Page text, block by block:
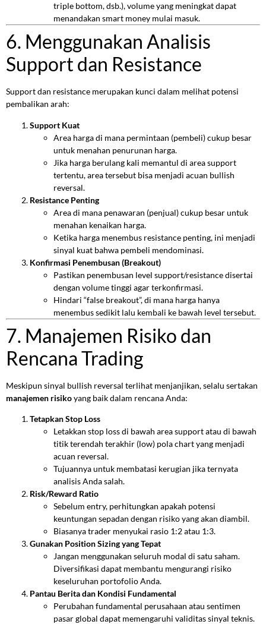
triple bottom, dsb.), volume yang meningkat dapat
menandakan smart money mulai masuk.
6. Menggunakan Analisis
Support dan Resistance
Support dan resistance merupakan kunci dalam melihat potensi
pembalikan arah:
Support Kuat
Area harga di mana permintaan (pembeli) cukup besar
untuk menahan penurunan harga.
Jika harga berulang kali memantul di area support
tertentu, area tersebut bisa menjadi acuan bullish
reversal.
Resistance Penting
Area di mana penawaran (penjual) cukup besar untuk
menahan kenaikan harga.
Ketika harga menembus resistance penting, ini menjadi
sinyal kuat bahwa pembeli mendominasi.
Konfirmasi Penembusan (Breakout)
Pastikan penembusan level support/resistance disertai
dengan volume tinggi agar terkonfirmasi.
Hindari “false breakout”, di mana harga hanya
menembus sedikit lalu kembali ke bawah level tersebut.
7. Manajemen Risiko dan
Rencana Trading
Meskipun sinyal bullish reversal terlihat menjanjikan, selalu sertakan
manajemen risikoyang baik dalam rencana Anda:
Tetapkan Stop Loss
Letakkan stop loss di bawah area support atau di bawah
titik terendah terakhir (low) pola chart yang menjadi
acuan reversal.
Tujuannya untuk membatasi kerugian jika ternyata
analisis Anda salah.
Risk/Reward Ratio
Sebelum entry, perhitungkan apakah potensi
keuntungan sepadan dengan risiko yang akan diambil.
Biasanya trader menyukai rasio 1:2 atau 1:3.
Gunakan Position Sizing yang Tepat
Jangan menggunakan seluruh modal di satu saham.
Diversifikasi dapat membantu mengurangi risiko
keseluruhan portofolio Anda.
Pantau Berita dan Kondisi Fundamental
Perubahan fundamental perusahaan atau sentimen
pasar global dapat memengaruhi validitas sinyal teknis.